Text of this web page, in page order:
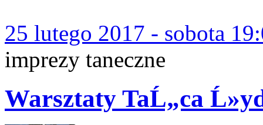
25 lutego 2017 - sobota
imprezy taneczne
Warsztaty TaĹ„ca